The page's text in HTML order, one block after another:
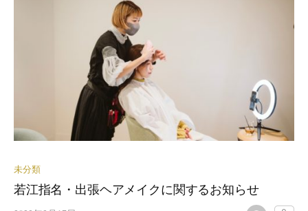
未分類
若江指名・出張ヘアメイクに関するお知らせ